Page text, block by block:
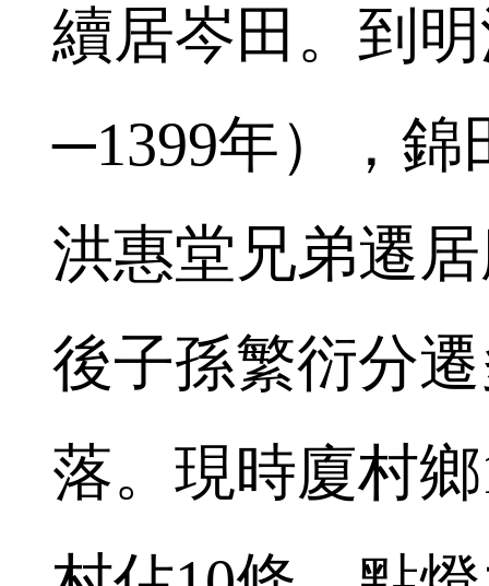
續居岑田。到
─1399年），錦
洪惠堂兄弟遷
後子孫繁衍分
落。現時廈村